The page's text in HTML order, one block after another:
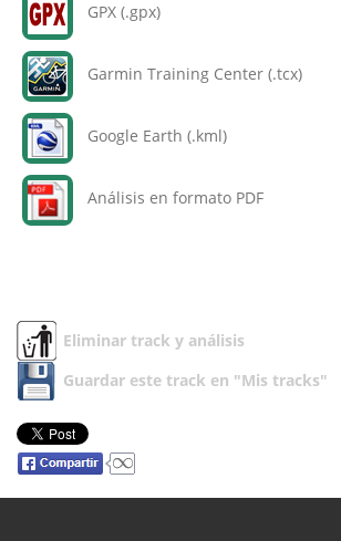
GPX (.gpx)
Garmin Training Center (.tcx)
Google Earth (.kml)
Análisis en formato PDF
Eliminar track y análisis
Guardar este track en "Mis tracks"